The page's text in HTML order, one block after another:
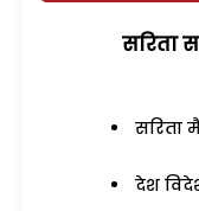
सरिता
सरिता
देश